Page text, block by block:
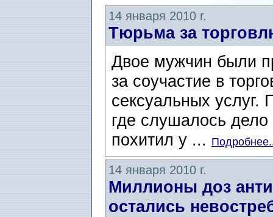
14 января 2010 г.
Тюрьма за
Двое мужчин были
за соучастие в
сексуальных
где слушалось дело
похитил у ...
14 января 2010 г.
Миллионы доз
остались